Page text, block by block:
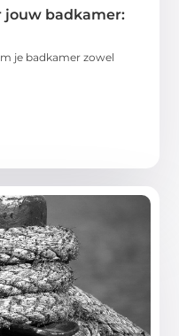
jouw badkamer:
je badkamer zowel